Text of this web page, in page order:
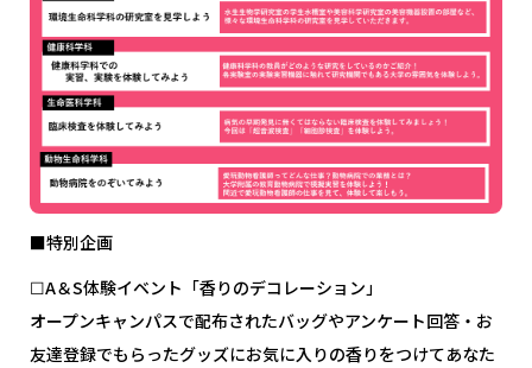
■特別企画
☐A＆S体験イベント「香りのデコレーション」
オープンキャンパスで配布されたバッグやアンケート回答・お
友達登録でもらったグッズにお気に入りの香りをつけてあなた